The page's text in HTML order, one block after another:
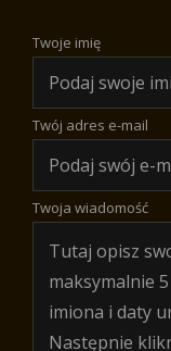
Twoje imię
Twój adres e-mail
Twoja wiadomość